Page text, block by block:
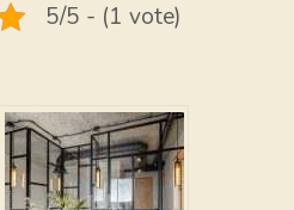
5/5 - (1 vote)